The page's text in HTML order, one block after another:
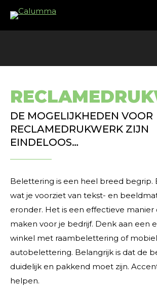
DE MOGELIJKHEDEN VOOR
RECLAMEDRUKWERK ZIJN
EINDELOOS…
Belettering is een heel breed begrip.
wat je voorziet van tekst- en
eronder. Het is een effectieve
maken voor je bedrijf. Denk aan een
winkel met raambelettering of
autobelettering. Belangrijk is dat de
duidelijk en pakkend moet zijn.
helpen.